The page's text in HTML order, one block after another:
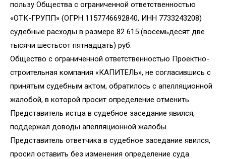
пользу Общества с ограниченной ответственностью
«ОТК-ГРУПП» (ОГРН 1157746692840, ИНН 7733243208)
судебные расходы в размере 82 615 (восемьдесят две
тысячи шестьсот пятнадцать) руб.
Общество с ограниченной ответственностью Проектно-
строительная компания «КАПИТЕЛЬ», не согласившись с
принятым судебным актом, обратилось с апелляционной
жалобой, в которой просит определение отменить.
Представитель истца в судебное заседание явился,
поддержал доводы апелляционной жалобы.
Представитель ответчика в судебное заседание явился,
просил оставить без изменения определение суда.